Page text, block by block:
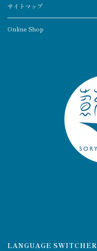
サイトマップ
Online Shop
LANGUAGE SWITCHER